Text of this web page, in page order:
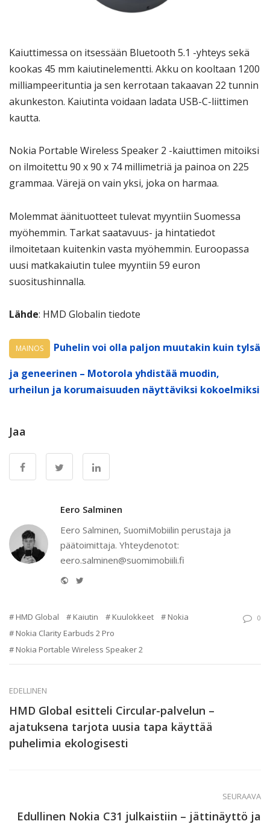
Kaiuttimessa on itsessään Bluetooth 5.1 -yhteys sekä
kookas 45 mm kaiutinelementti. Akku on kooltaan 1200
milliampeerituntia ja sen kerrotaan takaavan 22 tunnin
akunkeston. Kaiutinta voidaan ladata USB-C-liittimen
kautta.
Nokia Portable Wireless Speaker 2 -kaiuttimen mitoiksi
on ilmoitettu 90 x 90 x 74 millimetriä ja painoa on 225
grammaa. Värejä on vain yksi, joka on harmaa.
Molemmat äänituotteet tulevat myyntiin Suomessa
myöhemmin. Tarkat saatavuus- ja hintatiedot
ilmoitetaan kuitenkin vasta myöhemmin. Euroopassa
uusi matkakaiutin tulee myyntiin 59 euron
suositushinnalla.
Lähde: HMD Globalin tiedote
MAINOS
Puhelin voi olla paljon muutakin kuin tylsä
ja geneerinen – Motorola yhdistää muodin,
urheilun ja korumaisuuden näyttäviksi kokoelmiksi
Jaa
Eero Salminen
Eero Salminen, SuomiMobiilin perustaja ja
päätoimittaja. Yhteydenotot:
eero.salminen@suomimobiili.fi
Website
HMD Global Kaiutin Kuulokkeet
Nokia
Nokia Clarity Earbuds 2 Pro
Nokia Portable Wireless Speaker 2
0
EDELLINEN
HMD Global esitteli Circular-palvelun –
ajatuksena tarjota uusia tapa käyttää
puhelimia ekologisesti
SEURAAVA
Edullinen Nokia C31 julkaistiin – jättinäyttö ja